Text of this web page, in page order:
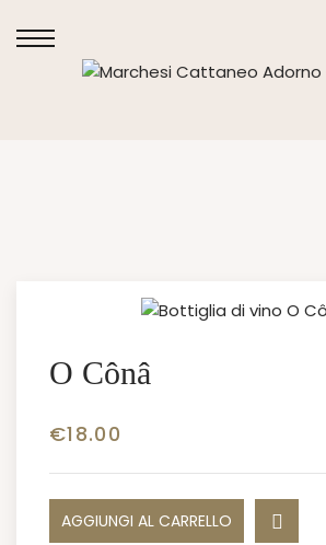
O Cônâ
€18.00
AGGIUNGI AL CARRELLO